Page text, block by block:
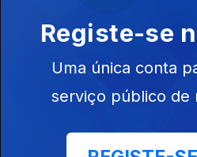
Registe-se
Uma única conta
serviço público de